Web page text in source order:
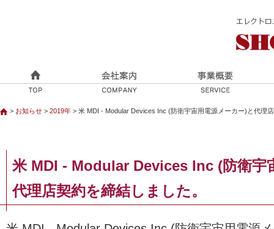
> お知らせ > 2019年 > 米 MDI - Modular Devices Inc (防衛宇宙用電源メーカー)と代理
米 MDI - Modular Devices Inc (防衛宇
代理店契約を締結しました。